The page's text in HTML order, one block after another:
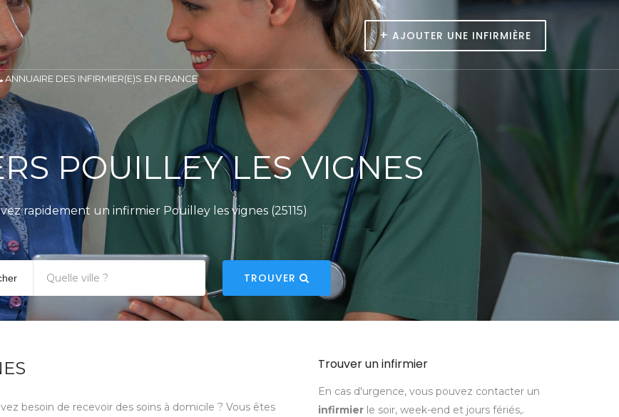
+ AJOUTER UNE INFIRMIÈRE
ANNUAIRE DES INFIRMIER(E)S EN FRANCE
POUILLEY LES VIGNES
rapidement un infirmier Pouilley les vignes (25115)
TROUVER
besoin de recevoir des soins à domicile ? Vous êtes
Trouver un infirmier
En cas d'urgence, vous pouvez contacter un
infirmier le soir, week-end et jours fériés,.